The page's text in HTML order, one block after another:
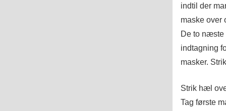
indtil der
maske over
De to næste
indtagning
masker.
Strik hæl
Tag første